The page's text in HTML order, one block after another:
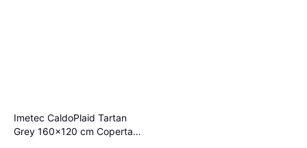
Imetec CaldoPlaid Tartan
Grey 160x120 cm Coperta